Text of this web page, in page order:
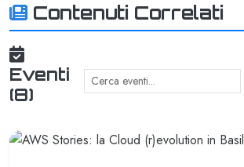
Contenuti Correlati
Eventi
(8)